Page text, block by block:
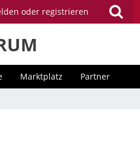
oder registrieren
Marktplatz Partner